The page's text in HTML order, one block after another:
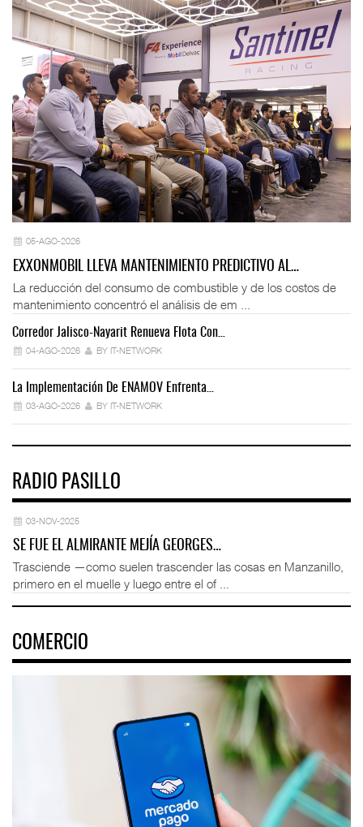
05-AGO-2026
EXXONMOBIL LLEVA MANTENIMIENTO PREDICTIVO AL…
La reducción del consumo de combustible y de los costos de
mantenimiento concentró el análisis de em ...
Corredor Jalisco-Nayarit Renueva Flota Con…
04-AGO-2026 BY IT-NETWORK
La Implementación De ENAMOV Enfrenta…
03-AGO-2026 BY IT-NETWORK
RADIO PASILLO
03-NOV-2025
SE FUE EL ALMIRANTE MEJÍA GEORGES…
Trasciende —como suelen trascender las cosas en Manzanillo,
primero en el muelle y luego entre el of ...
COMERCIO